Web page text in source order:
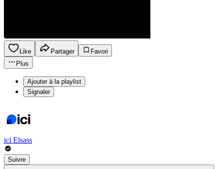
Like Partager
Favori
Plus
Ajouter à la playlist
Signaler
ici Elsass
Suivre